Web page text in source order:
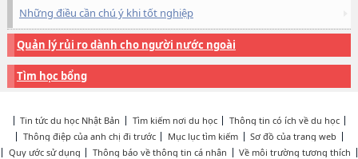
Những điều cần chú ý khi tốt nghiệp
Quản lý rủi ro dành cho người nước ngoài
Tìm học bổng
Tin tức du học Nhật Bản Tìm kiếm nơi du học
Thông tin có ích về du học
Thông điệp của anh chị đi trước
Mục lục tìm kiếm
Sơ đồ của trang web
Quy ước sử dụng
Thông báo về thông tin cá nhân Về môi trường tương thích